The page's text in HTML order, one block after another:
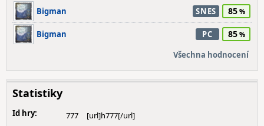
Bigman SNES 85
Bigman PC 85
Všechna hodnocení
Statistiky
Id hry:
777